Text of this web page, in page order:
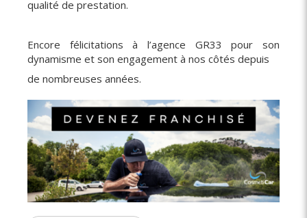
qualité de prestation.
Encore félicitations à l’agence GR33 pour son
dynamisme et son engagement à nos côtés depuis
de nombreuses années.